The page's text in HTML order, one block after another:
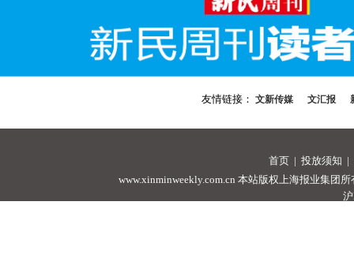
友情链接： 文新传媒 文汇报
首页 | 投放须知 |
www.xinminweekly.com.cn 本站版权上海报业集团所